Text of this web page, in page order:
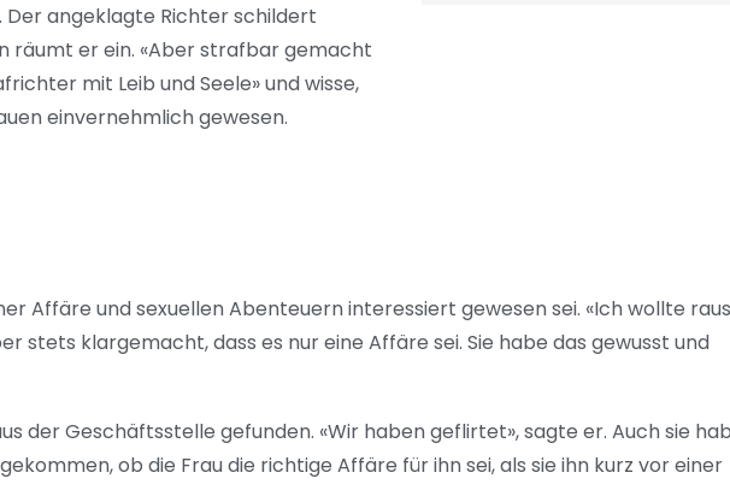
angeklagte Richter schildert
räumt er ein. «Aber strafbar gemacht
mit Leib und Seele» und wisse,
einvernehmlich gewesen.
Affäre und sexuellen Abenteuern interessiert gewesen sei. «Ich wollte
stets klargemacht, dass es nur eine Affäre sei. Sie habe das gewusst und
der Geschäftsstelle gefunden. «Wir haben geflirtet», sagte er. Auch sie
ob die Frau die richtige Affäre für ihn sei, als sie ihn kurz vor einer